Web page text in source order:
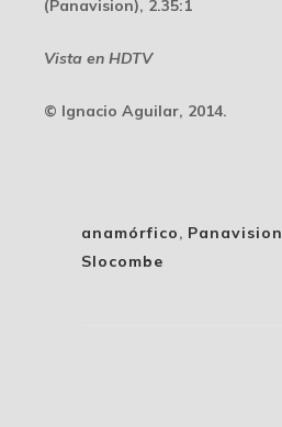
(Panavision), 2.35:1
Vista en HDTV
© Ignacio Aguilar, 2014.
anamórfico, Panavision
Slocombe